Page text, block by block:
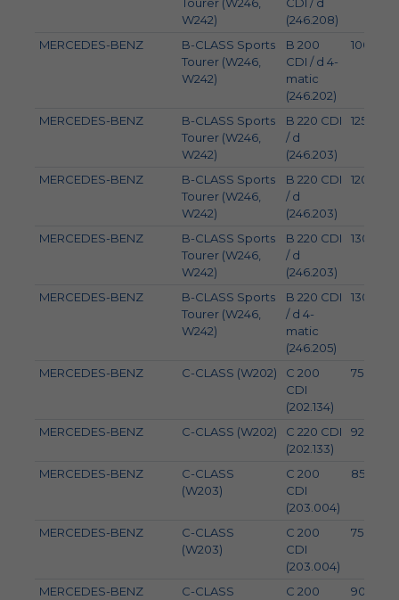
W242)
(246.208)
MERCEDES-BENZ
B-CLASS Sports
Tourer (W246,
W242)
B 200
CDI / d 4-
matic
(246.202)
100
MERCEDES-BENZ
B-CLASS Sports
Tourer (W246,
W242)
B 220 CDI
/ d
(246.203)
125
MERCEDES-BENZ
B-CLASS Sports
Tourer (W246,
W242)
B 220 CDI
/ d
(246.203)
120
MERCEDES-BENZ
B-CLASS Sports
Tourer (W246,
W242)
B 220 CDI
/ d
(246.203)
130
MERCEDES-BENZ
B-CLASS Sports
Tourer (W246,
W242)
B 220 CDI
/ d 4-
matic
(246.205)
130
MERCEDES-BENZ C-CLASS (W202)
C 200
CDI
(202.134)
75
MERCEDES-BENZ C-CLASS (W202)
C 220 CDI
(202.133)
92
MERCEDES-BENZ
C-CLASS
(W203)
C 200
CDI
(203.004)
85
MERCEDES-BENZ
C-CLASS
(W203)
C 200
CDI
(203.004)
75
MERCEDES-BENZ
C-CLASS
C 200
90